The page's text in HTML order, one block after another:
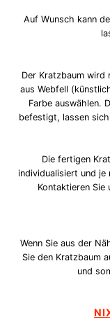
Auf Wunsch kann
Der Kratzbaum wird
aus Webfell
Farbe auswählen.
befestigt, lassen
Die fertigen
individualisiert und je
Kontaktieren
Wenn Sie aus der
Sie den Kratzbaum
und